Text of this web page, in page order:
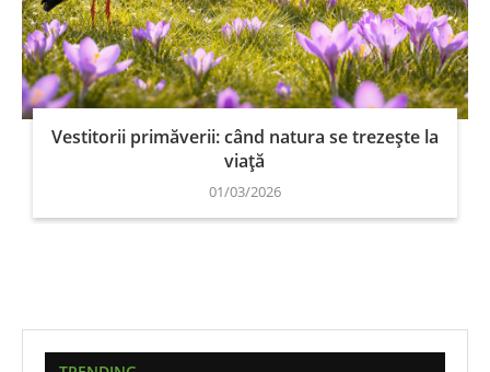
Vestitorii primăverii: când natura se trezește la
viață
01/03/2026